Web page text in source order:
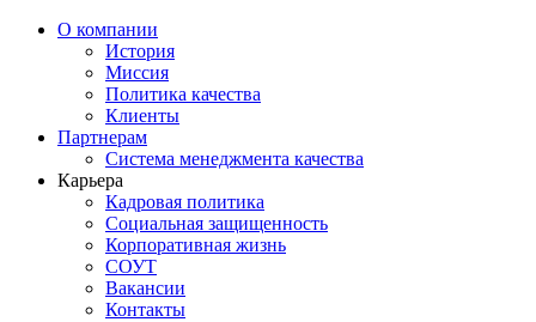
О компании
История
Миссия
Политика качества
Клиенты
Партнерам
Система менеджмента качества
Карьера
Кадровая политика
Социальная защищенность
Корпоративная жизнь
СОУТ
Вакансии
Контакты